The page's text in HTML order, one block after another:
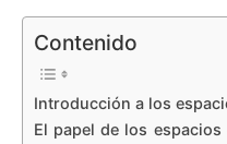
Contenido
Introducción a los
El papel de los